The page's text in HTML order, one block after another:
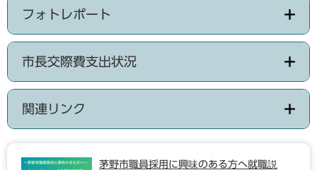
フォトレポート
市長交際費支出状況
関連リンク
茅野市職員採用に興味のある方へ就職説